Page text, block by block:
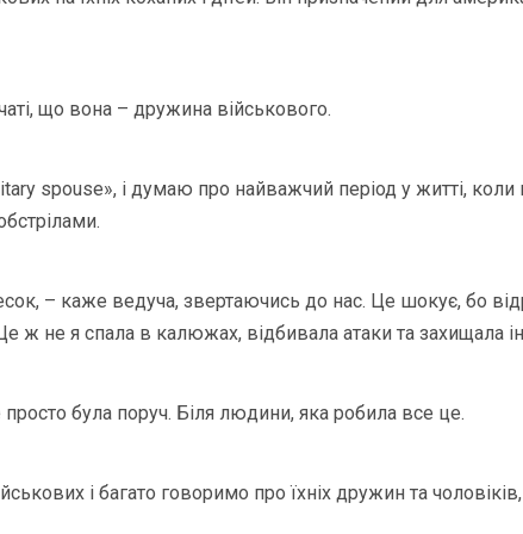
що вона – дружина військового.
spouse», і думаю про найважчий період у житті, коли
– каже ведуча, звертаючись до нас. Це шокує, бо
ж не я спала в калюжах, відбивала атаки та захищала
була поруч. Біля людини, яка робила все це.
і багато говоримо про їхніх дружин та чоловіків,